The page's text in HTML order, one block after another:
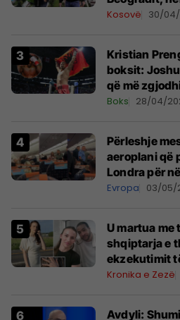
se po bëjnë
Kosovë 30/
Kristian
boksit:
që më
Boks 28/04/
Përleshje
aeroplani që
Londra për
emergjente'
Evropa 03/05/
U martua me
shqiptarja e
ekzekutimit
Kronika e Zezë
Avdyli: